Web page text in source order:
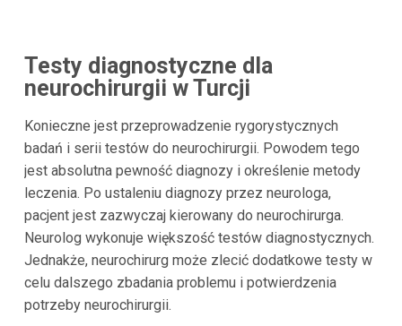
Testy diagnostyczne dla
neurochirurgii w Turcji
Konieczne jest przeprowadzenie rygorystycznych
badań i serii testów do neurochirurgii. Powodem tego
jest absolutna pewność diagnozy i określenie metody
leczenia. Po ustaleniu diagnozy przez neurologa,
pacjent jest zazwyczaj kierowany do neurochirurga.
Neurolog wykonuje większość testów diagnostycznych.
Jednakże, neurochirurg może zlecić dodatkowe testy w
celu dalszego zbadania problemu i potwierdzenia
potrzeby neurochirurgii.